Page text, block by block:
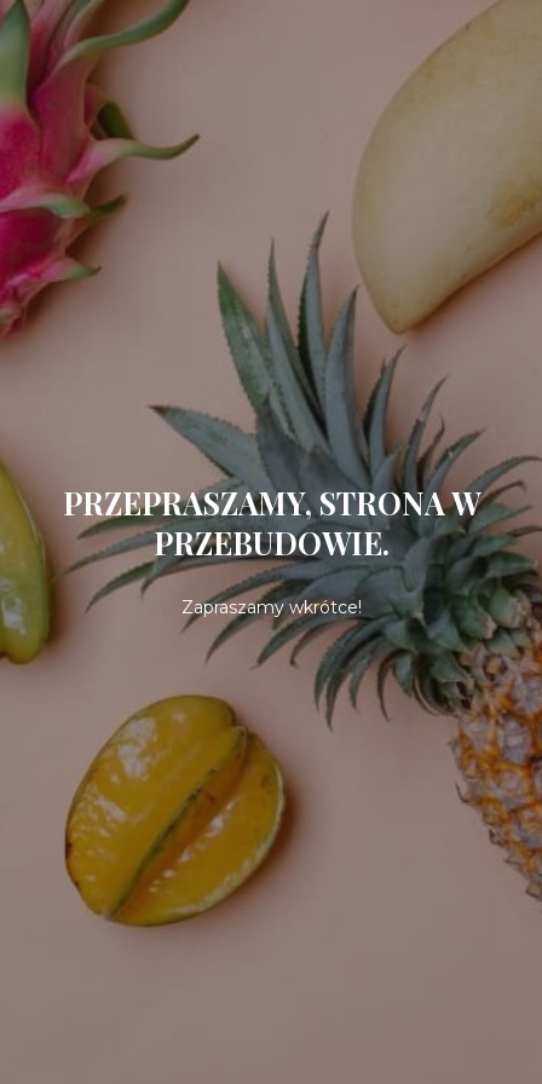
PRZEPRASZAMY, STRONA W
PRZEBUDOWIE.
Zapraszamy wkrótce!